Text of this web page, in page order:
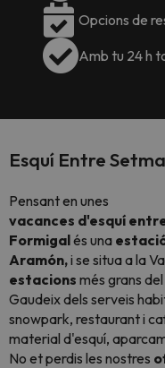
Opcions de
Amb tu 24 h
Esquí Entre
Pensant en unes
vacances d'esquí
Formigalés una
Aramón,i se situa a la
estacions més grans
Gaudeix dels serveis
snowpark, restaurant i
material d'esquí,
No et perdis les nostres